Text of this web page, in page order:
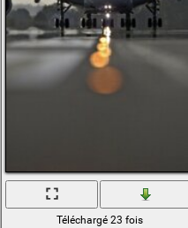
Téléchargé 23 fois